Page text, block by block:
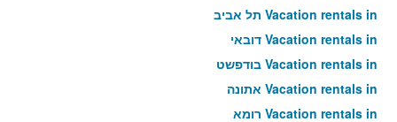
Vacation rentals in תל אביב
Vacation rentals in דובאי
Vacation rentals in בודפשט
Vacation rentals in אתונה
Vacation rentals in רומא